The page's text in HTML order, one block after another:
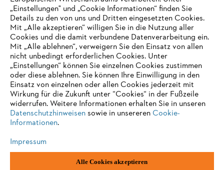
AUSZEICHNUNGEN
„Einstellungen" und „Cookie Informationen“ finden Sie
Details zu den von uns und Dritten eingesetzten Cookies.
Mit „Alle akzeptieren“ willigen Sie in die Nutzung aller
Cookies und die damit verbundene Datenverarbeitung ein.
Mit „Alle ablehnen“, verweigern Sie den Einsatz von allen
nicht unbedingt erforderlichen Cookies. Unter
„Einstellungen“ können Sie einzelnen Cookies zustimmen
oder diese ablehnen. Sie können Ihre Einwilligung in den
Einsatz von einzelnen oder allen Cookies jederzeit mit
Wirkung für die Zukunft unter “Cookies“ in der Fußzeile
widerrufen. Weitere Informationen erhalten Sie in unseren
Datenschutzhinweisensowie in unsereren Cookie-
Informationen.
Impressum
Alle Cookies akzeptieren